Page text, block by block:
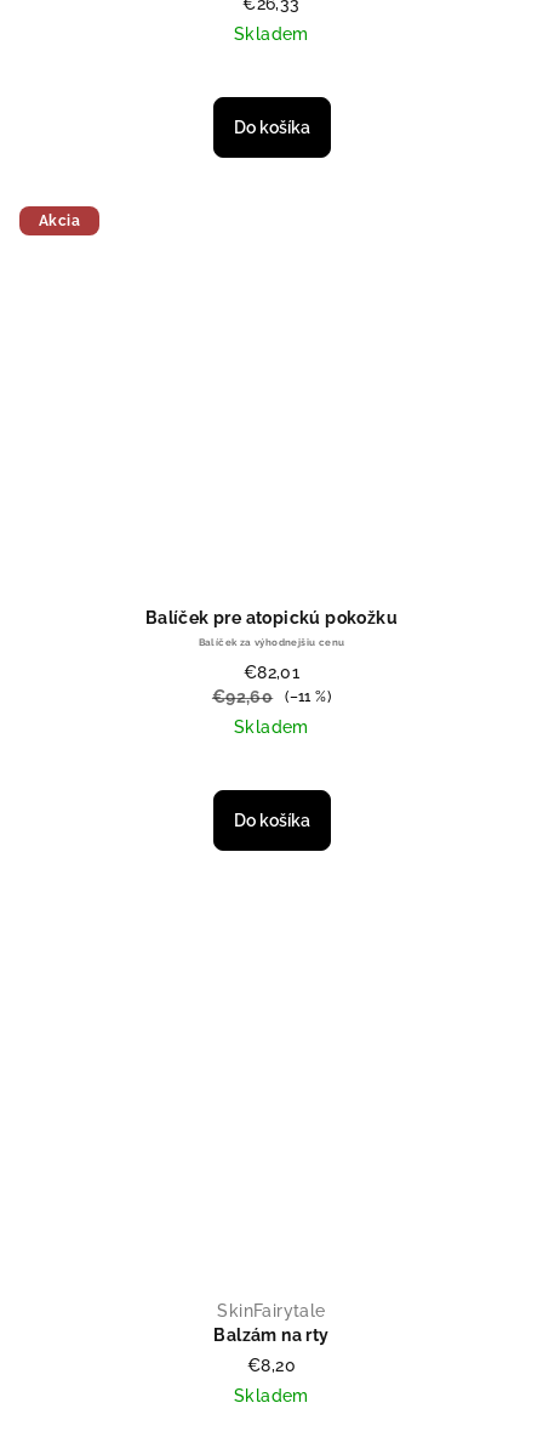
€26,33
Skladem
Do košíka
Akcia
Balíček pre atopickú pokožku
Balíček za výhodnejšiu cenu
€82,01
€92,60
(–11 %)
Skladem
Do košíka
SkinFairytale
Balzám na rty
€8,20
Skladem